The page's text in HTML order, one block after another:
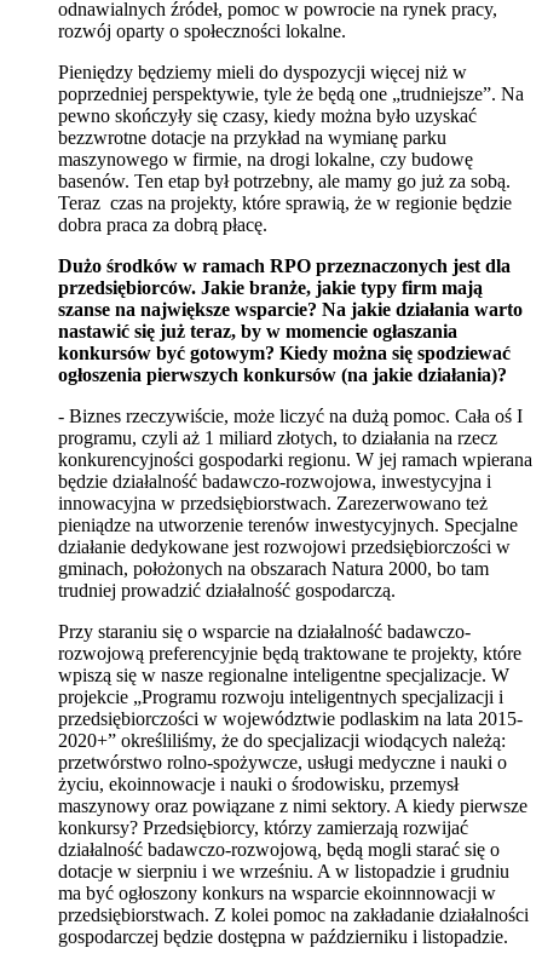
odnawialnych źródeł, pomoc w powrocie na rynek pracy,
rozwój oparty o społeczności lokalne.
Pieniędzy będziemy mieli do dyspozycji więcej niż w
poprzedniej perspektywie, tyle że będą one „trudniejsze”. Na
pewno skończyły się czasy, kiedy można było uzyskać
bezzwrotne dotacje na przykład na wymianę parku
maszynowego w firmie, na drogi lokalne, czy budowę
basenów. Ten etap był potrzebny, ale mamy go już za sobą.
Teraz czas na projekty, które sprawią, że w regionie będzie
dobra praca za dobrą płacę.
Dużo środków w ramach RPO przeznaczonych jest dla
przedsiębiorców. Jakie branże, jakie typy firm mają
szanse na największe wsparcie? Na jakie działania warto
nastawić się już teraz, by w momencie ogłaszania
konkursów być gotowym? Kiedy można się spodziewać
ogłoszenia pierwszych konkursów (na jakie działania)?
- Biznes rzeczywiście, może liczyć na dużą pomoc. Cała oś I
programu, czyli aż 1 miliard złotych, to działania na rzecz
konkurencyjności gospodarki regionu. W jej ramach wpierana
będzie działalność badawczo-rozwojowa, inwestycyjna i
innowacyjna w przedsiębiorstwach. Zarezerwowano też
pieniądze na utworzenie terenów inwestycyjnych. Specjalne
działanie dedykowane jest rozwojowi przedsiębiorczości w
gminach, położonych na obszarach Natura 2000, bo tam
trudniej prowadzić działalność gospodarczą.
Przy staraniu się o wsparcie na działalność badawczo-
rozwojową preferencyjnie będą traktowane te projekty, które
wpiszą się w nasze regionalne inteligentne specjalizacje. W
projekcie „Programu rozwoju inteligentnych specjalizacji i
przedsiębiorczości w województwie podlaskim na lata 2015-
2020+” określiliśmy, że do specjalizacji wiodących należą:
przetwórstwo rolno-spożywcze, usługi medyczne i nauki o
życiu, ekoinnowacje i nauki o środowisku, przemysł
maszynowy oraz powiązane z nimi sektory. A kiedy pierwsze
konkursy? Przedsiębiorcy, którzy zamierzają rozwijać
działalność badawczo-rozwojową, będą mogli starać się o
dotacje w sierpniu i we wrześniu. A w listopadzie i grudniu
ma być ogłoszony konkurs na wsparcie ekoinnnowacji w
przedsiębiorstwach. Z kolei pomoc na zakładanie działalności
gospodarczej będzie dostępna w październiku i listopadzie.